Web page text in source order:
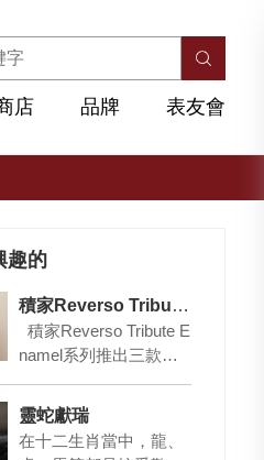
店 品牌 表友會
趣的
積家Reverso Tribute系列琺瑯腕表「徐悲鴻」限量版
積家Reverso Tribute E
namel系列推出三款全
藝術…
靈蛇獻瑞
在十二生肖當中，龍、